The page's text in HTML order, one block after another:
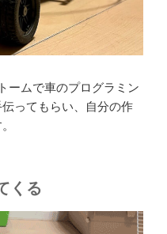
ームで車のプログラミン
ってもらい、自分の作
くる